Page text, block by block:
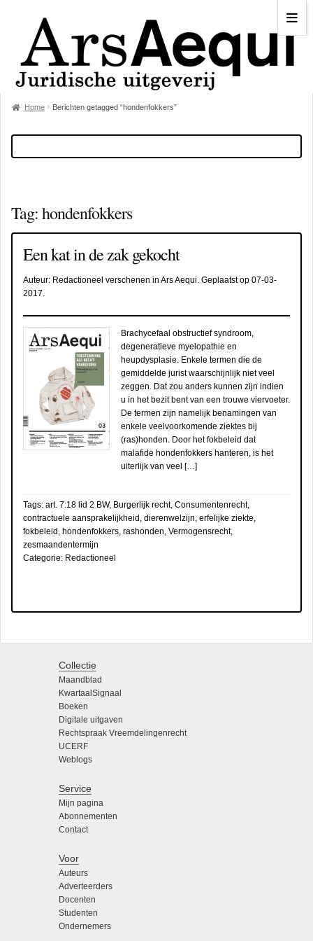
Home Berichten getagged “hondenfokkers”
Tag:hondenfokkers
Een kat in de zak gekocht
Auteur: Redactioneel verschenen in Ars Aequi. Geplaatst op 07-03-
2017.
Brachycefaal obstructief syndroom,
degeneratieve myelopathie en
heupdysplasie. Enkele termen die de
gemiddelde jurist waarschijnlijk niet veel
zeggen. Dat zou anders kunnen zijn indien
u in het bezit bent van een trouwe viervoeter.
De termen zijn namelijk benamingen van
enkele veelvoorkomende ziektes bij
(ras)honden. Door het fokbeleid dat
malafide hondenfokkers hanteren, is het
uiterlijk van veel […]
Tags: art. 7:18 lid 2 BW, Burgerlijk recht, Consumentenrecht,
contractuele aansprakelijkheid , dierenwelzijn, erfelijke ziekte,
fokbeleid , hondenfokkers, rashonden, Vermogensrecht,
zesmaandentermijn
Categorie: Redactioneel
Collectie
Maandblad
KwartaalSignaal
Boeken
Digitale uitgaven
Rechtspraak Vreemdelingenrecht
UCERF
Weblogs
Service
Mijn pagina
Abonnementen
Contact
Voor
Auteurs
Adverteerders
Docenten
Studenten
Ondernemers